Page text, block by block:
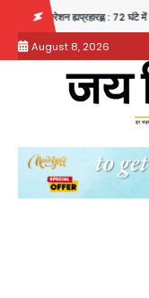
content
घंटे में उत्तर-पश्चिम जिला पुलिस का बड़ा
August 8, 2026